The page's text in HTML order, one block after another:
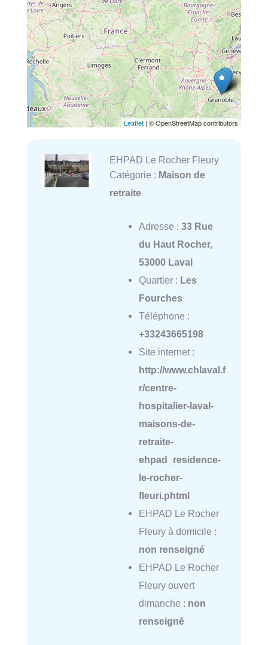
Leaflet | © OpenStreetMap contributors
EHPAD Le Rocher Fleury
Catégorie : Maison de
retraite
Adresse : 33 Rue
du Haut Rocher,
53000 Laval
Quartier : Les
Fourches
Téléphone :
+33243665198
Site internet :
http://www.chlaval.f
r/centre-
hospitalier-laval-
maisons-de-
retraite-
ehpad_residence-
le-rocher-
fleuri.phtml
EHPAD Le Rocher
Fleury à domicile :
non renseigné
EHPAD Le Rocher
Fleury ouvert
dimanche : non
renseigné